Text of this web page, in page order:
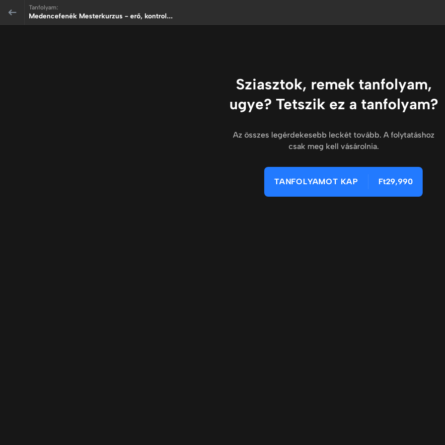
Tanfolyam:
Medencefenék Mesterkurzus - erő, kontrol...
Sziasztok, remek tanfolyam,
ugye? Tetszik ez a tanfolyam?
Az összes legérdekesebb leckét tovább. A folytatáshoz
csak meg kell vásárolnia.
TANFOLYAMOT KAP Ft29,990